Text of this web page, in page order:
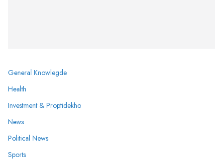
General Knowlegde
Health
Investment & Proptidekho
News
Political News
Sports